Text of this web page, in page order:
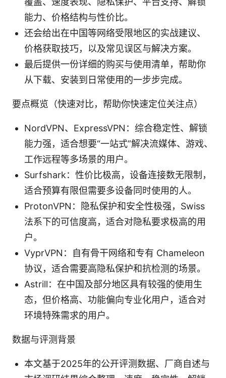
能力、价格结构与性价比。
还会给出在中国等网络受限地区的实战建议、
价格获取技巧，以及常见误区与解决方案。
最后提供一份详细的购买与使用清单，帮助你
从下载、安装到日常使用的一步步完成。
要点概览（快速对比，帮助你快速定位关注点）
NordVPN、ExpressVPN：综合稳定性、解锁
能力强，适合想要“一站式”解决流媒体、游戏、
工作远程等多场景的用户。
Surfshark：性价比极高，设备连接数无限制，
适合预算有限但需要多设备同时使用的人。
ProtonVPN：隐私保护和安全性极强，Swiss
法系下的可信度高，适合对隐私要求极高的用
户。
VyprVPN：自有骨干网络和专有 Chameleon
协议，适合需要高隐私保护和抗检测的场景。
Astrill：在中国及部分地区具有较强的使用生
态，但价格高、功能偏向专业化用户，适合对
环境特殊需求的用户。
数据与评测背景
本文基于2025年的公开评测数据、厂商自述与